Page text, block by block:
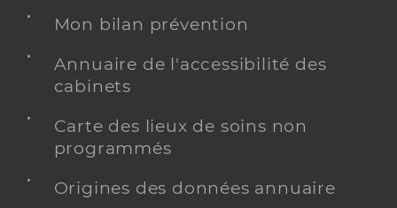
Mon bilan prévention
Annuaire de l'accessibilité des
cabinets
Carte des lieux de soins non
programmés
Origines des données annuaire